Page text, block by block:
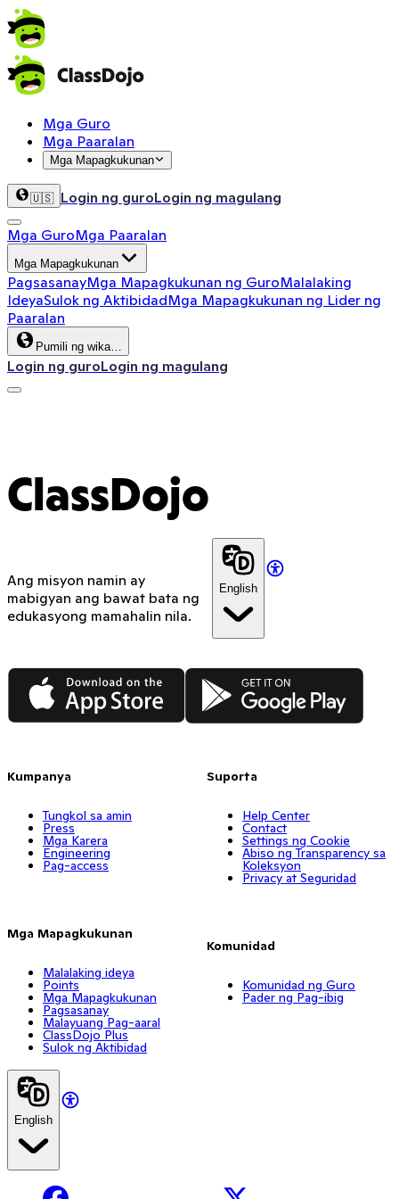
Mga Guro
Mga Paaralan
Mga Mapagkukunan
🇺🇸 Login ng guroLogin ng magulang
Mga GuroMga Paaralan
Mga Mapagkukunan
PagsasanayMga Mapagkukunan ng GuroMalalaking
IdeyaSulok ng AktibidadMga Mapagkukunan ng Lider ng
Paaralan
Pumili ng wika…
Login ng guroLogin ng magulang
ClassDojo
Ang misyon namin ay
mabigyan ang bawat bata ng
edukasyong mamahalin nila.
English
App Store Google Play
Kumpanya
Tungkol sa amin
Press
Mga Karera
Engineering
Pag-access
Mga Mapagkukunan
Malalaking ideya
Points
Mga Mapagkukunan
Pagsasanay
Malayuang Pag-aaral
ClassDojo Plus
Sulok ng Aktibidad
Suporta
Help Center
Contact
Settings ng Cookie
Abiso ng Transparency sa
Koleksyon
Privacy at Seguridad
Komunidad
Komunidad ng Guro
Pader ng Pag-ibig
English
Facebook X